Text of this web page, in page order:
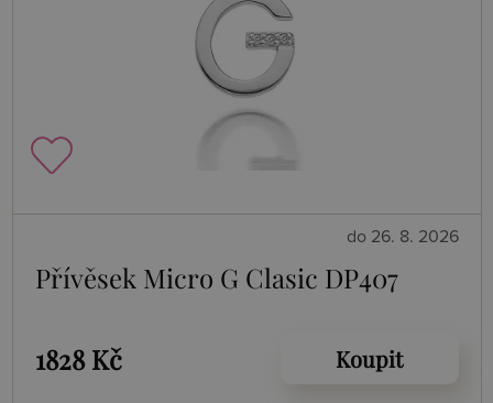
do 26. 8. 2026
Přívěsek Micro G Clasic DP407
1828 Kč Koupit